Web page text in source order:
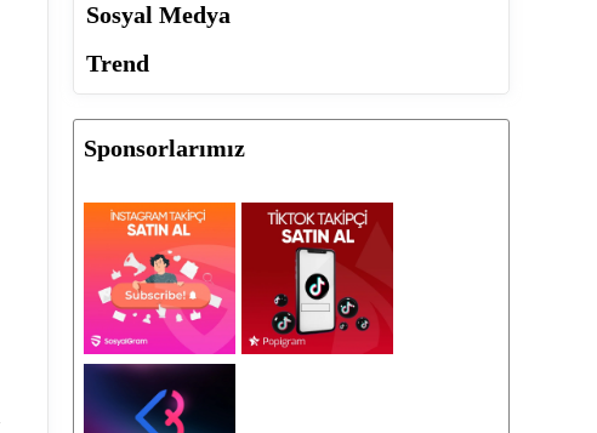
Sosyal Medya
Trend
Sponsorlarımız